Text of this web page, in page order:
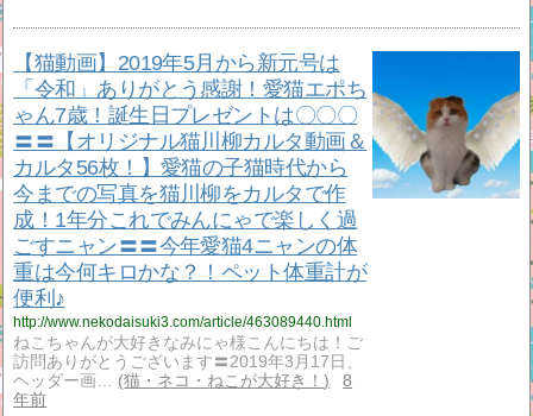
【猫動画】2019年5月から新元号は
「令和」ありがとう感謝！愛猫エポち
ゃん7歳！誕生日プレゼントは〇〇〇
〓〓【オリジナル猫川柳カルタ動画＆
カルタ56枚！】愛猫の子猫時代から
今までの写真を猫川柳をカルタで作
成！1年分これでみんにゃで楽しく過
ごすニャン〓〓今年愛猫4ニャンの体
重は今何キロかな？！ペット体重計が
便利♪
http://www.nekodaisuki3.com/article/463089440.html
ねこちゃんが大好きなみにゃ様こんにちは！ご
訪問ありがとうございます〓2019年3月17日、
ヘッダー画…
猫・ネコ・ねこが大好き！
8
年前